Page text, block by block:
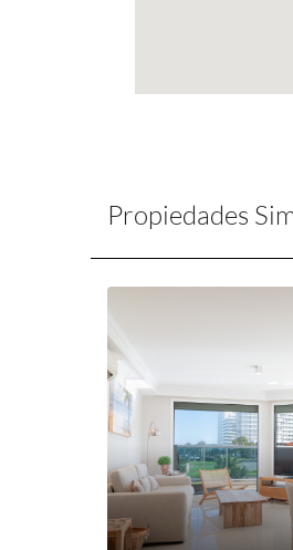
Propiedades